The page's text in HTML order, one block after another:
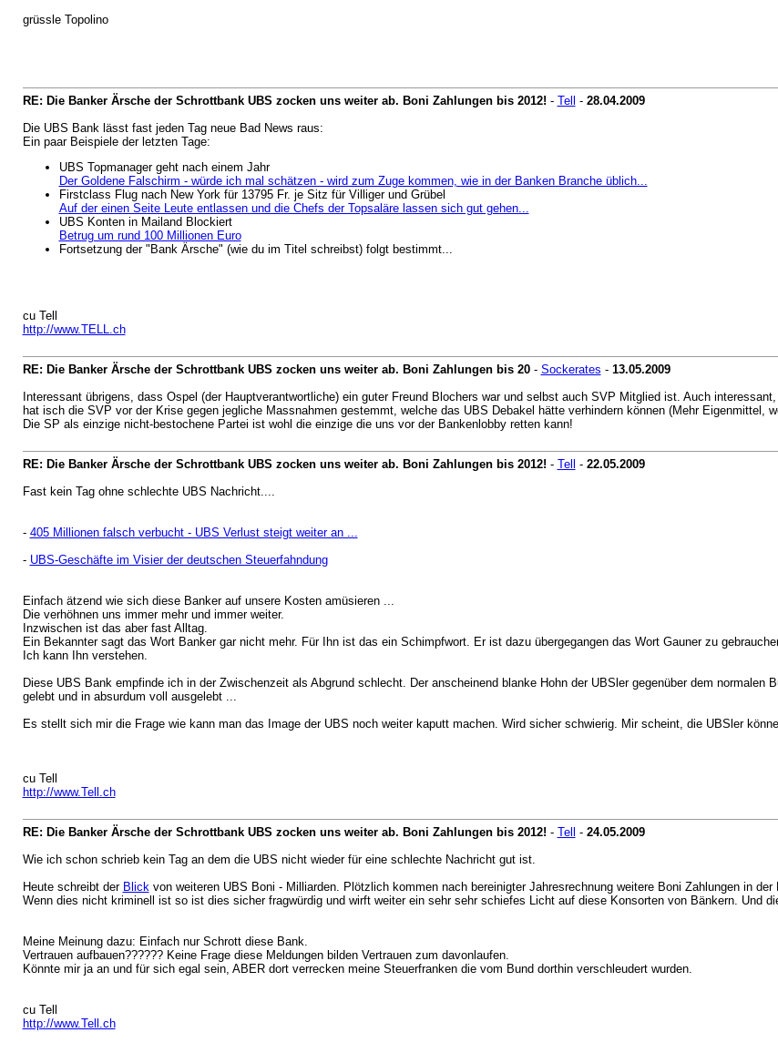
grüssle Topolino
RE: Die Banker Ärsche der Schrottbank UBS zocken uns weiter ab. Boni Zahlungen bis 2012! - Tell - 28.04.2009
Die UBS Bank lässt fast jeden Tag neue Bad News raus:
Ein paar Beispiele der letzten Tage:
UBS Topmanager geht nach einem Jahr
Der Goldene Falschirm - würde ich mal schätzen - wird zum Zuge kommen, wie in der Banken Branche üblich...
Firstclass Flug nach New York für 13795 Fr. je Sitz für Villiger und Grübel
Auf der einen Seite Leute entlassen und die Chefs der Topsaläre lassen sich gut gehen...
UBS Konten in Mailand Blockiert
Betrug um rund 100 Millionen Euro
Fortsetzung der "Bank Ärsche" (wie du im Titel schreibst) folgt bestimmt...
cu Tell
http://www.TELL.ch
RE: Die Banker Ärsche der Schrottbank UBS zocken uns weiter ab. Boni Zahlungen bis 20- Sockerates - 13.05.2009
Interessant übrigens, dass Ospel (der Hauptverantwortliche) ein guter Freund Blochers war und selbst auch SVP Mitglied ist. Auch
hat isch die SVP vor der Krise gegen jegliche Massnahmen gestemmt, welche das UBS Debakel hätte verhindern können (Mehr Eigenmittel,
Die SP als einzige nicht-bestochene Partei ist wohl die einzige die uns vor der Bankenlobby retten kann!
RE: Die Banker Ärsche der Schrottbank UBS zocken uns weiter ab. Boni Zahlungen bis 2012! - Tell - 22.05.2009
Fast kein Tag ohne schlechte UBS Nachricht....
- 405 Millionen falsch verbucht - UBS Verlust steigt weiter an ...
- UBS-Geschäfte im Visier der deutschen Steuerfahndung
Einfach ätzend wie sich diese Banker auf unsere Kosten amüsieren ...
Die verhöhnen uns immer mehr und immer weiter.
Inzwischen ist das aber fast Alltag.
Ein Bekannter sagt das Wort Banker gar nicht mehr. Für Ihn ist das ein Schimpfwort. Er ist dazu übergegangen das Wort Gauner zu
Ich kann Ihn verstehen.
Diese UBS Bank empfinde ich in der Zwischenzeit als Abgrund schlecht. Der anscheinend blanke Hohn der UBSler gegenüber dem
gelebt und in absurdum voll ausgelebt ...
Es stellt sich mir die Frage wie kann man das Image der UBS noch weiter kaputt machen. Wird sicher schwierig. Mir scheint, die UBSler
cu Tell
http://www.Tell.ch
RE: Die Banker Ärsche der Schrottbank UBS zocken uns weiter ab. Boni Zahlungen bis 2012! - Tell - 24.05.2009
Wie ich schon schrieb kein Tag an dem die UBS nicht wieder für eine schlechte Nachricht gut ist.
Heute schreibt der Blickvon weiteren UBS Boni - Milliarden. Plötzlich kommen nach bereinigter Jahresrechnung weitere Boni Zahlungen in
Wenn dies nicht kriminell ist so ist dies sicher fragwürdig und wirft weiter ein sehr sehr schiefes Licht auf diese Konsorten von Bänkern. Und
Meine Meinung dazu: Einfach nur Schrott diese Bank.
Vertrauen aufbauen?????? Keine Frage diese Meldungen bilden Vertrauen zum davonlaufen.
Könnte mir ja an und für sich egal sein, ABER dort verrecken meine Steuerfranken die vom Bund dorthin verschleudert wurden.
cu Tell
http://www.Tell.ch